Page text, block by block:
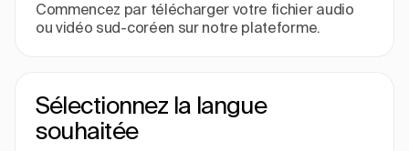
Commencez par télécharger votre fichier audio
ou vidéo sud-coréen sur notre plateforme.
Sélectionnez la langue
souhaitée